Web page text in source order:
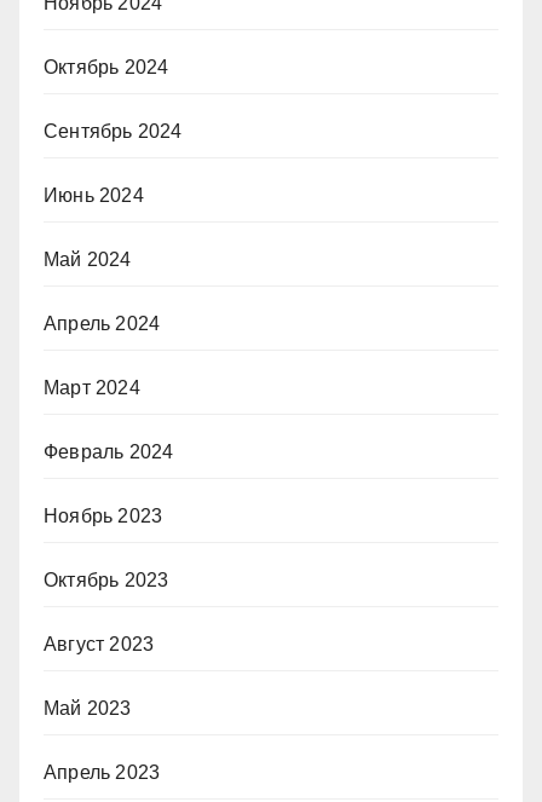
Октябрь 2024
Сентябрь 2024
Июнь 2024
Май 2024
Апрель 2024
Март 2024
Февраль 2024
Ноябрь 2023
Октябрь 2023
Август 2023
Май 2023
Апрель 2023